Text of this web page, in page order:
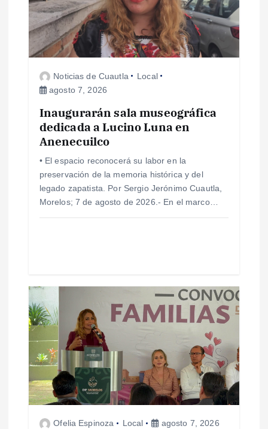
n
d
a
s
Noticias de Cuautla
Local
agosto 7, 2026
Inaugurarán sala museográfica
dedicada a Lucino Luna en
Anenecuilco
• El espacio reconocerá su labor en la
preservación de la memoria histórica y del
legado zapatista. Por Sergio Jerónimo Cuautla,
Morelos; 7 de agosto de 2026.- En el marco…
Ofelia Espinoza Local agosto 7, 2026